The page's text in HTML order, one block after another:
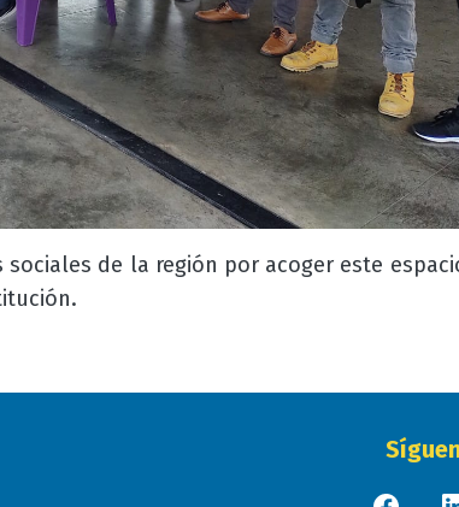
de la región por acoger este